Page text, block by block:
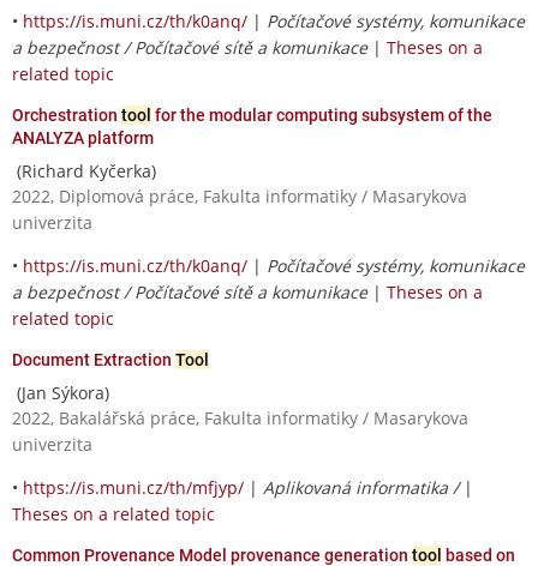
• https://is.muni.cz/th/k0anq/ | Počítačové systémy, komunikace
a bezpečnost / Počítačové sítě a komunikace| Theses on a
related topic
Orchestration tool for the modular computing subsystem of the
ANALYZA platform
(Richard Kyčerka)
2022, Diplomová práce, Fakulta informatiky / Masarykova
univerzita
• https://is.muni.cz/th/k0anq/ | Počítačové systémy, komunikace
a bezpečnost / Počítačové sítě a komunikace| Theses on a
related topic
Document Extraction Tool
(Jan Sýkora)
2022, Bakalářská práce, Fakulta informatiky / Masarykova
univerzita
• https://is.muni.cz/th/mfjyp/ | Aplikovaná informatika / |
Theses on a related topic
Common Provenance Model provenance generation tool based on